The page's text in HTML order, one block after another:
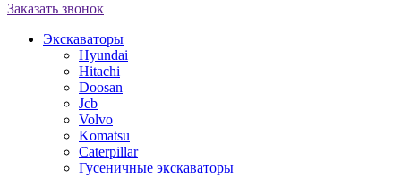
Заказать звонок
Экскаваторы
Hyundai
Hitachi
Doosan
Jcb
Volvo
Komatsu
Caterpillar
Гусеничные экскаваторы